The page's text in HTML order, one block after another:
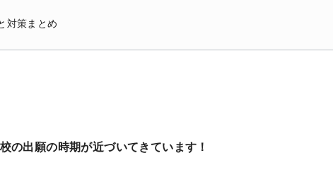
対策まとめ
の出願の時期が近づいてきています！